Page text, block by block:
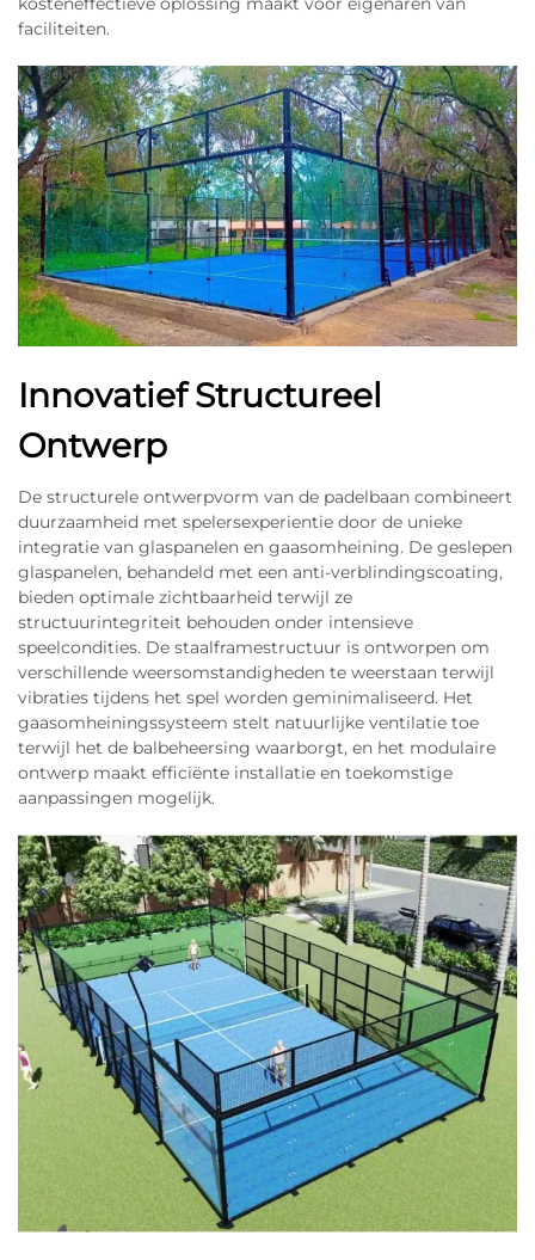
faciliteiten.
Innovatief Structureel
Ontwerp
De structurele ontwerpvorm van de padelbaan combineert
duurzaamheid met spelersexperientie door de unieke
integratie van glaspanelen en gaasomheining. De geslepen
glaspanelen, behandeld met een anti-verblindingscoating,
bieden optimale zichtbaarheid terwijl ze
structuurintegriteit behouden onder intensieve
speelcondities. De staalframestructuur is ontworpen om
verschillende weersomstandigheden te weerstaan terwijl
vibraties tijdens het spel worden geminimaliseerd. Het
gaasomheiningssysteem stelt natuurlijke ventilatie toe
terwijl het de balbeheersing waarborgt, en het modulaire
ontwerp maakt efficiënte installatie en toekomstige
aanpassingen mogelijk.